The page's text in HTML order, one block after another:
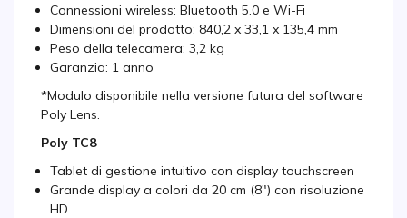
Connessioni wireless: Bluetooth 5.0 e Wi-Fi
Dimensioni del prodotto: 840,2 x 33,1 x 135,4 mm
Peso della telecamera: 3,2 kg
Garanzia: 1 anno
*Modulo disponibile nella versione futura del software
Poly Lens.
Poly TC8
Tablet di gestione intuitivo con display touchscreen
Grande display a colori da 20 cm (8") con risoluzione
HD